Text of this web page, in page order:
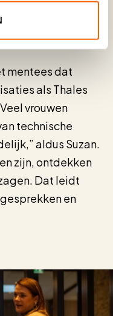
teams
goed voor de
mentees dat
als Thales
vrouwen
technische
aldus Suzan.
zijn, ontdekken
Dat leidt
en